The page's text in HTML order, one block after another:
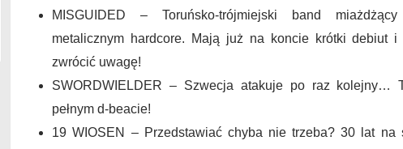
MISGUIDED – Toruńsko-trójmiejski band
metalicznym hardcore. Mają już na koncie krótki debiut
zwrócić uwagę!
SWORDWIELDER – Szwecja atakuje po raz kolejny…
pełnym d-beacie!
19 WIOSEN – Przedstawiać chyba nie trzeba? 30 lat na